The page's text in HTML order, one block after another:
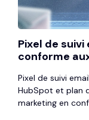
Pixel de
conforme
Pixel de suivi
HubSpot et plan
marketing en